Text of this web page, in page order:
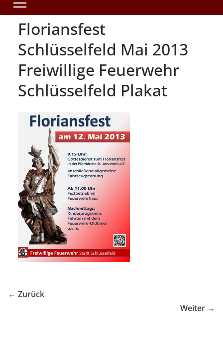
Floriansfest
Schlüsselfeld Mai 2013
Freiwillige Feuerwehr
Schlüsselfeld Plakat
← Zurück
Weiter →